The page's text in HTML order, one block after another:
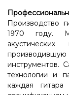
Производство
1970 году.
инструментов.
технологии и
каждая гитара